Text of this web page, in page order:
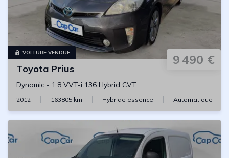
VOITURE VENDUE 9 490 €
Toyota Prius
Dynamic - 1.8 VVT-i 136 Hybrid CVT
2012 163805 km Hybride essence Automatique